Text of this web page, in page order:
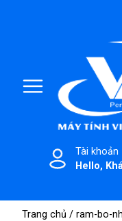
Tài khoản
Hello,
Trang chủ / ram-bo-